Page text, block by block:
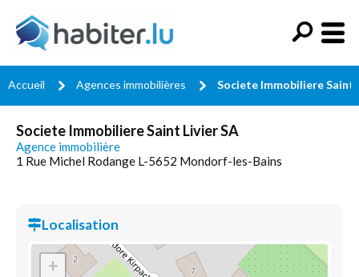
Accueil Agences immobilières Societe Immobiliere Saint
Societe Immobiliere Saint Livier SA
Agence immobilière
1 Rue Michel Rodange L-5652 Mondorf-les-Bains
Localisation
+